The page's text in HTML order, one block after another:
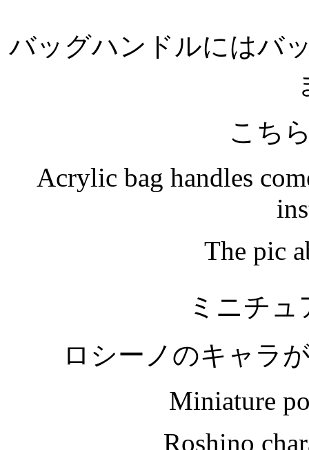
バッグハンドルにはバ
こち
Acrylic bag handles
The pic
ミニチ
ロシーノのキャラ
Miniature
Roshino